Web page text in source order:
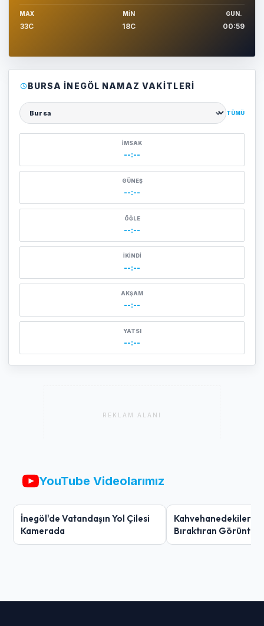
MAX
33C
MIN
18C
GUN.
00:59
BURSA İNEGÖL NAMAZ VAKITLERI
Şehir seçin
TÜMÜ
İMSAK
--:--
GÜNEŞ
--:--
ÖĞLE
--:--
İKINDI
--:--
AKŞAM
--:--
YATSI
--:--
REKLAM ALANI
YouTube Videolarımız
İnegöl'de Vatandaşın Yol Çilesi
Kamerada
Kahvehanedekiler
Bıraktıran Görüntü!